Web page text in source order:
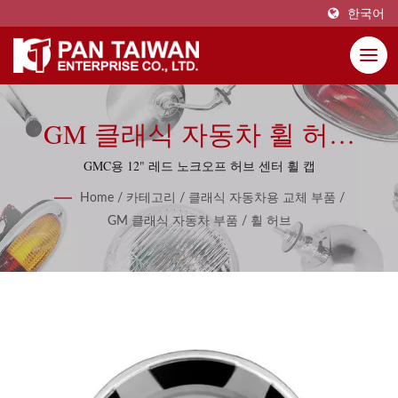
한국어
GM 클래식 자동차 휠 허브
부품
GMC용 12" 레드 노크오프 허브 센터 휠 캡
Home / 카테고리 / 클래식 자동차용 교체 부품 /
GM 클래식 자동차 부품 / 휠 허브